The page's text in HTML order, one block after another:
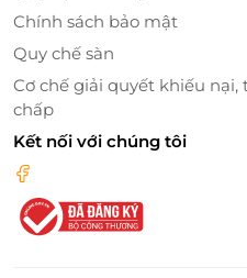
tham gia tiệc ngắm
không thể nào quên.
Chính sách bảo mật
Quy chế sàn
Cơ chế giải quyết khiếu nại,
chấp
Kết nối với chúng tôi